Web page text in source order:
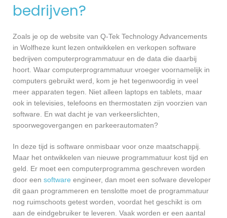
bedrijven?
Zoals je op de website van Q-Tek Technology Advancements
in Wolfheze kunt lezen ontwikkelen en verkopen software
bedrijven computerprogrammatuur en de data die daarbij
hoort. Waar computerprogrammatuur vroeger voornamelijk in
computers gebruikt werd, kom je het tegenwoordig in veel
meer apparaten tegen. Niet alleen laptops en tablets, maar
ook in televisies, telefoons en thermostaten zijn voorzien van
software. En wat dacht je van verkeerslichten,
spoorwegovergangen en parkeerautomaten?
In deze tijd is software onmisbaar voor onze maatschappij.
Maar het ontwikkelen van nieuwe programmatuur kost tijd en
geld. Er moet een computerprogramma geschreven worden
door een software engineer, dan moet een sofware developer
dit gaan programmeren en tenslotte moet de programmatuur
nog ruimschoots getest worden, voordat het geschikt is om
aan de eindgebruiker te leveren. Vaak worden er een aantal